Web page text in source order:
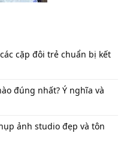
cặp đôi trẻ chuẩn bị kết
đúng nhất​? Ý nghĩa và
ảnh studio đẹp và tôn